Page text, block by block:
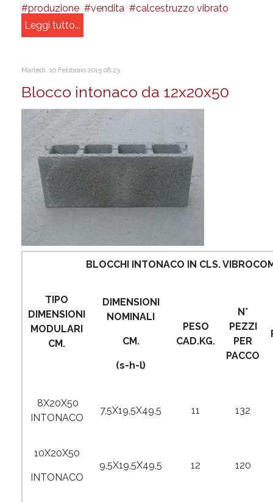
produzione vendita
calcestruzzo vibrato
Leggi tutto...
Martedì, 10 Febbraio 2015 08:23
Blocco intonaco da 12x20x50
BLOCCHI INTONACO IN CLS.
TIPO
DIMENSIONI
MODULARI
CM.
DIMENSIONI
NOMINALI
CM.
(s-h-l)
PESO
CAD.KG.
N°
PEZZI
PER
PACCO
8X20X50
INTONACO
7,5X19,5X49,5 11 132
10X20X50
INTONACO
9,5X19,5X49,5 12 120